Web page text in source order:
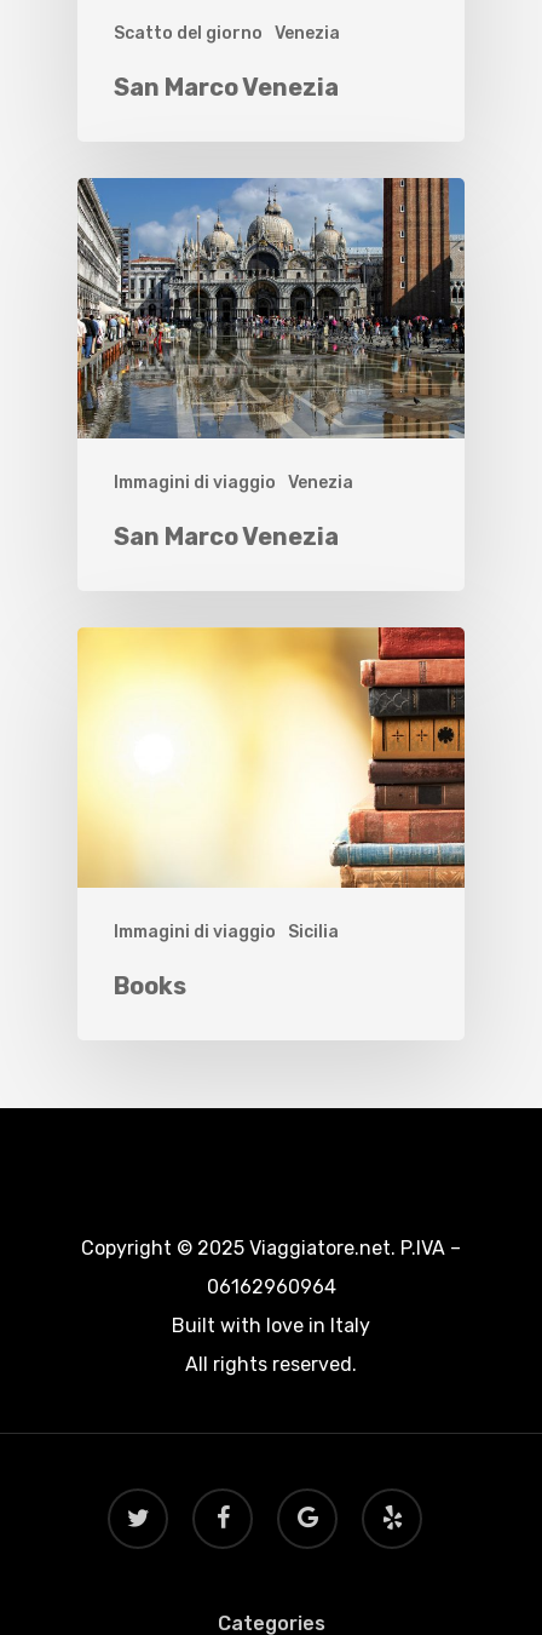
Scatto del giorno Venezia
San Marco Venezia
Immagini di viaggio Venezia
San Marco Venezia
Immagini di viaggio Sicilia
Books
Copyright © 2025 Viaggiatore.net. P.IVA –
06162960964
Built with love in Italy
All rights reserved.
twitter facebook
google-
plus
yelp
Categories